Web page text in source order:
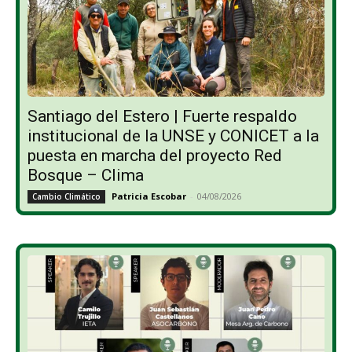
Santiago del Estero | Fuerte respaldo
institucional de la UNSE y CONICET a la
puesta en marcha del proyecto Red
Bosque – Clima
Cambio Climático Patricia Escobar - 04/08/2026